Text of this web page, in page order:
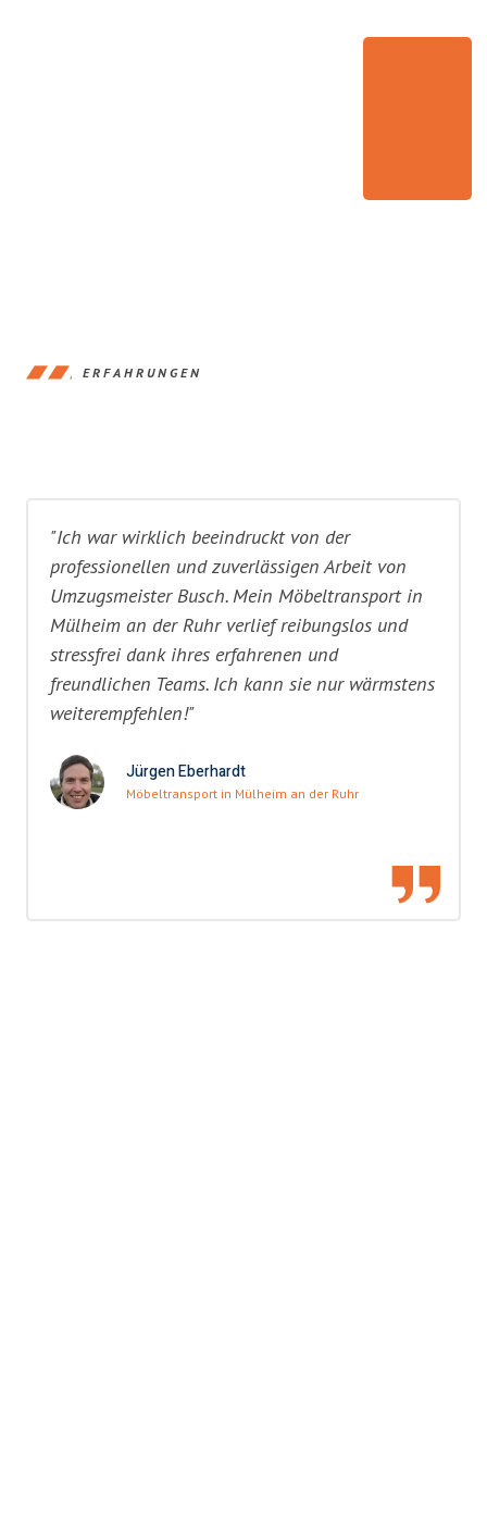
ERFAHRUNGEN
"Ich war wirklich beeindruckt von der
professionellen und zuverlässigen Arbeit von
Umzugsmeister Busch. Mein Möbeltransport in
Mülheim an der Ruhr verlief reibungslos und
stressfrei dank ihres erfahrenen und
freundlichen Teams. Ich kann sie nur wärmstens
weiterempfehlen!"
Jürgen Eberhardt
Möbeltransport in Mülheim an der Ruhr